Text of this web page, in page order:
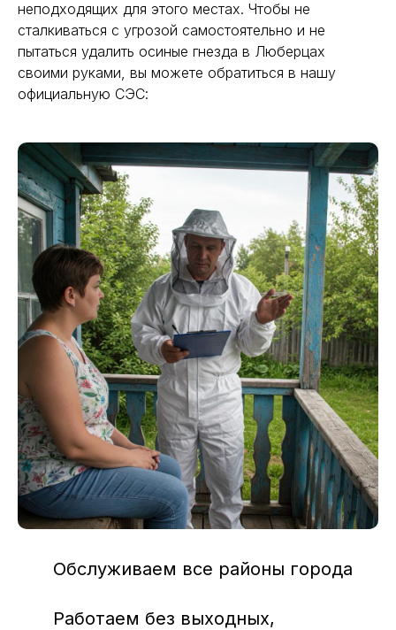
неподходящих для этого местах. Чтобы не
сталкиваться с угрозой самостоятельно и не
пытаться удалить осиные гнезда в Люберцах
своими руками, вы можете обратиться в нашу
официальную СЭС:
Обслуживаем все районы города
Работаем без выходных,